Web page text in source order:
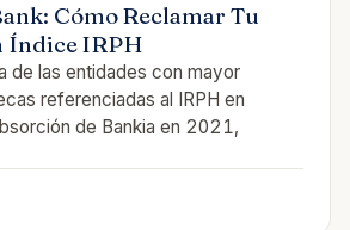
Cómo Reclamar Tu
Índice IRPH
de las entidades con mayor
referenciadas al IRPH en
de Bankia en 2021,